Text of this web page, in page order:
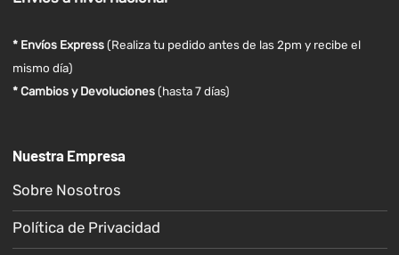
* Envíos Express(Realiza tu pedido antes de las 2pm y recibe el
mismo día)
* Cambios y Devoluciones (hasta 7 días)
Nuestra Empresa
Sobre Nosotros
Política de Privacidad